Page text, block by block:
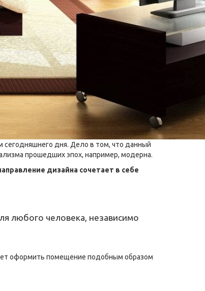
сегодняшнего дня. Дело в том, что данный
прошедших эпох, например, модерна.
дизайна сочетает в себе
любого человека, независимо
оформить помещение подобным образом